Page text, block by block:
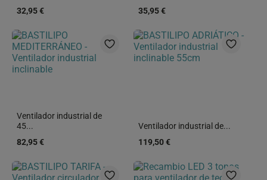
32,95 €
35,95 €
Ventilador industrial de
45...
82,95 €
Ventilador industrial de...
119,50 €